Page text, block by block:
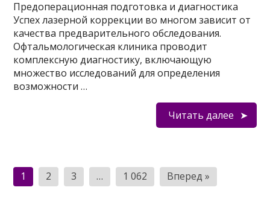
Предоперационная подготовка и диагностика
Успех лазерной коррекции во многом зависит от
качества предварительного обследования.
Офтальмологическая клиника проводит
комплексную диагностику, включающую
множество исследований для определения
возможности …
Читать далее
Пагинация
записей
1 2 3 … 1 062 Вперед »